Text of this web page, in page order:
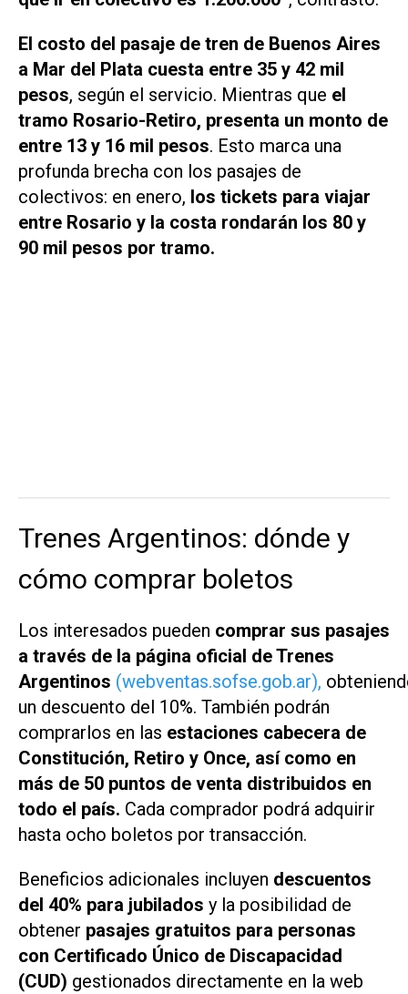
El costo del pasaje de tren de Buenos Aires
a Mar del Plata cuesta entre 35 y 42 mil
pesos, según el servicio. Mientras que el
tramo Rosario-Retiro, presenta un monto de
entre 13 y 16 mil pesos. Esto marca una
profunda brecha con los pasajes de
colectivos: en enero, los tickets para viajar
entre Rosario y la costa rondarán los 80 y
90 mil pesos por tramo.
Trenes Argentinos: dónde y
cómo comprar boletos
Los interesados pueden comprar sus pasajes
a través de la página oficial de Trenes
Argentinos (webventas.sofse.gob.ar),
un descuento del 10%. También podrán
comprarlos en las estaciones cabecera de
Constitución, Retiro y Once, así como en
más de 50 puntos de venta distribuidos en
todo el país. Cada comprador podrá adquirir
hasta ocho boletos por transacción.
Beneficios adicionales incluyen descuentos
del 40% para jubilados y la posibilidad de
obtener pasajes gratuitos para personas
con Certificado Único de Discapacidad
(CUD) gestionados directamente en la web